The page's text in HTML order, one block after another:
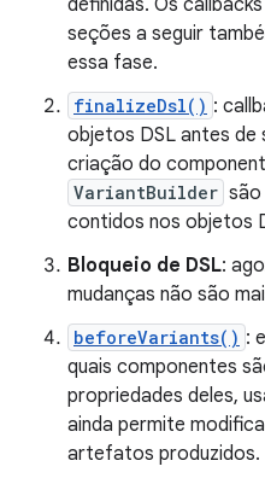
definidas. Os
seções a seguir
essa fase.
finalizeDsl() :
objetos DSL antes de
criação do
VariantBuilder são
contidos nos objetos
Bloqueio de DSL:
mudanças não são
beforeVariants() :
quais componentes
propriedades deles,
ainda permite
artefatos produzidos.